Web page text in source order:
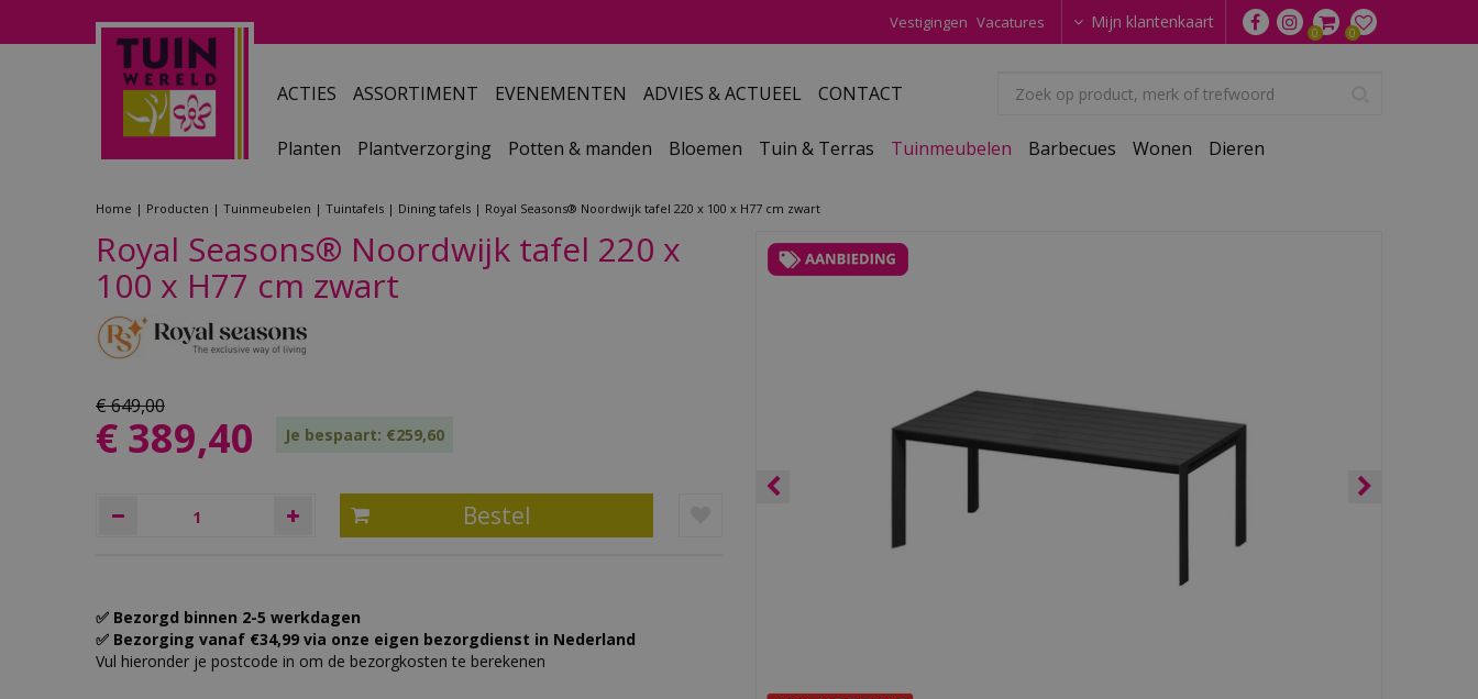
Home Producten Tuinmeubelen Tuintafels Dining tafels Royal Seasons® Noordwijk tafel 220 x 100 x H77 cm zwart
Vestigingen Vacatures Mijn klantenkaart
ACTIES ASSORTIMENT EVENEMENTEN ADVIES & ACTUEEL CONTACT
Planten Plantverzorging Potten & manden Bloemen Tuin & Terras Tuinmeubelen Barbecues Wonen Dieren
Royal Seasons® Noordwijk tafel 220 x
100 x H77 cm zwart
€649,00
€ 389,40 Je bespaart: €259,60
✅ Bezorgd binnen 2-5 werkdagen
✅ Bezorging vanaf €34,99 via onze eigen bezorgdienst in Nederland
Vul hieronder je postcode in om de bezorgkosten te berekenen